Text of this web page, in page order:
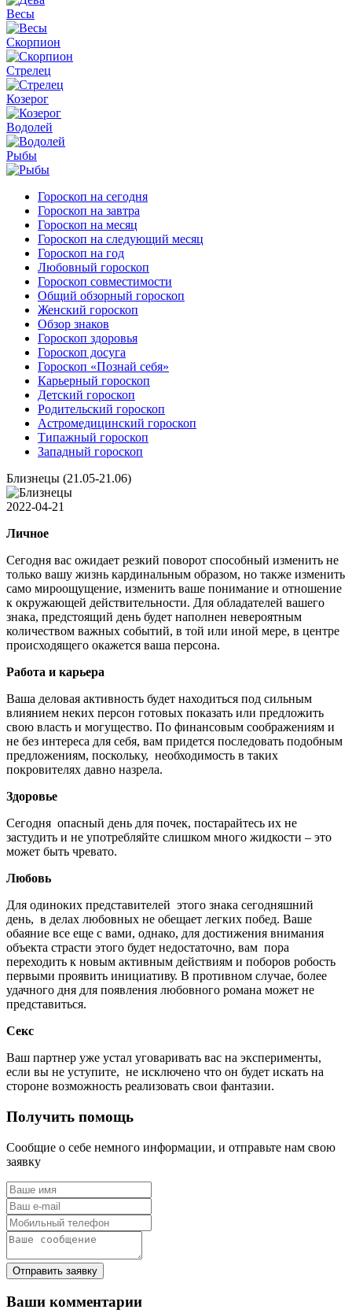
Весы
Скорпион
Стрелец
Козерог
Водолей
Рыбы
Гороскоп на сегодня
Гороскоп на завтра
Гороскоп на месяц
Гороскоп на следующий месяц
Гороскоп на год
Любовный гороскоп
Гороскоп совместимости
Общий обзорный гороскоп
Женский гороскоп
Обзор знаков
Гороскоп здоровья
Гороскоп досуга
Гороскоп «Познай себя»
Карьерный гороскоп
Детский гороскоп
Родительский гороскоп
Астромедицинский гороскоп
Типажный гороскоп
Западный гороскоп
Близнецы (21.05-21.06)
2022-04-21
Личное
Сегодня вас ожидает резкий поворот способный изменить не
только вашу жизнь кардинальным образом, но также изменить
само мироощущение, изменить ваше понимание и отношение
к окружающей действительности. Для обладателей вашего
знака, предстоящий день будет наполнен невероятным
количеством важных событий, в той или иной мере, в центре
происходящего окажется ваша персона.
Работа и карьера
Ваша деловая активность будет находиться под сильным
влиянием неких персон готовых показать или предложить
свою власть и могущество. По финансовым соображениям и
не без интереса для себя, вам придется последовать подобным
предложениям, поскольку, необходимость в таких
покровителях давно назрела.
Здоровье
Сегодня опасный день для почек, постарайтесь их не
застудить и не употребляйте слишком много жидкости – это
может быть чревато.
Любовь
Для одиноких представителей этого знака сегодняшний
день, в делах любовных не обещает легких побед. Ваше
обаяние все еще с вами, однако, для достижения внимания
объекта страсти этого будет недостаточно, вам пора
переходить к новым активным действиям и поборов робость
первыми проявить инициативу. В противном случае, более
удачного дня для появления любовного романа может не
представиться.
Секс
Ваш партнер уже устал уговаривать вас на эксперименты,
если вы не уступите, не исключено что он будет искать на
стороне возможность реализовать свои фантазии.
Получить помощь
Сообщие о себе немного информации, и отправьте нам свою
заявку
Отправить заявку
Ваши комментарии